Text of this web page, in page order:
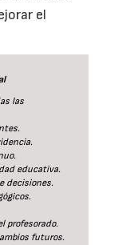
el
las
educativa.
decisiones.
profesorado.
futuros.